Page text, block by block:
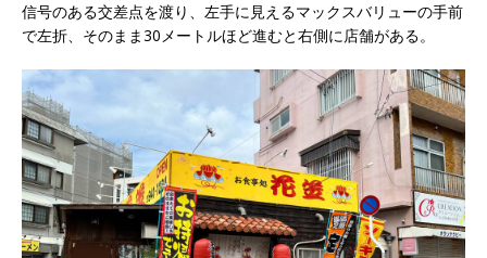
信号のある交差点を渡り、左手に見えるマックスバリューの手前
で左折、そのまま30メートルほど進むと右側に店舗がある。